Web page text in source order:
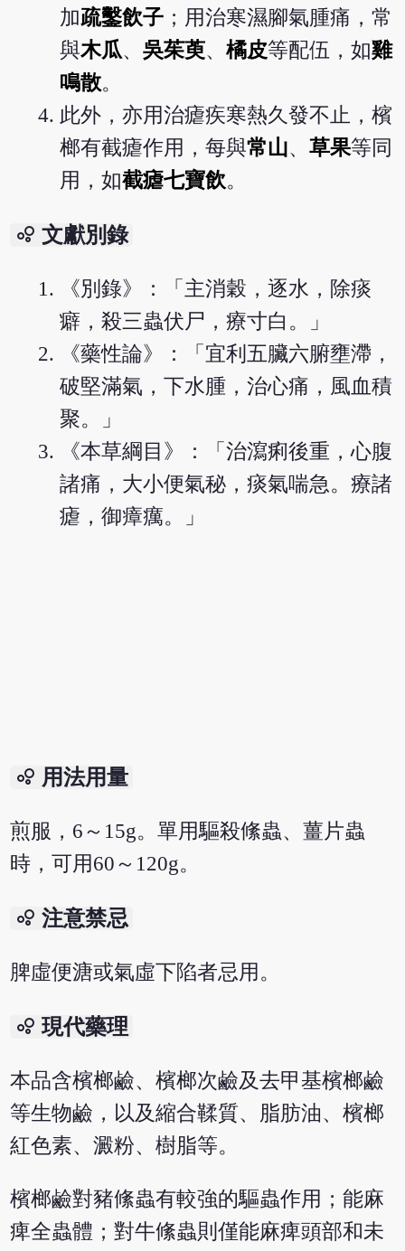
加疏鑿飲子 ；用治寒濕腳氣腫痛，常
與木瓜、吳茱萸、橘皮等配伍，如雞
鳴散。
此外，亦用治瘧疾寒熱久發不止，檳
榔有截瘧作用，每與常山、草果等同
用，如截瘧七寶飲。
bubble_chart 文獻別錄
《別錄》：「主消穀，逐水，除痰
癖，殺三蟲伏尸，療寸白。」
《藥性論》：「宜利五臟六腑壅滯，
破堅滿氣，下水腫，治心痛，風血積
聚。」
《本草綱目》：「治瀉痢後重，心腹
諸痛，大小便氣秘，痰氣喘急。療諸
瘧，御瘴癘。」
bubble_chart 用法用量
煎服，6～15g。單用驅殺絛蟲、薑片蟲
時，可用60～120g。
bubble_chart 注意禁忌
脾虛便溏或氣虛下陷者忌用。
bubble_chart 現代藥理
本品含檳榔鹼、檳榔次鹼及去甲基檳榔鹼
等生物鹼，以及縮合鞣質、脂肪油、檳榔
紅色素、澱粉、樹脂等。
檳榔鹼對豬絛蟲有較強的驅蟲作用；能麻
痺全蟲體；對牛絛蟲則僅能麻痺頭部和未